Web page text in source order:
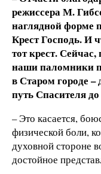
режиссера М.
наглядной форме
Крест Господь. И
тот крест.
наши паломники
в Старом городе –
путь Спасителя
– Это касается,
физической боли,
духовной стороне
достойное